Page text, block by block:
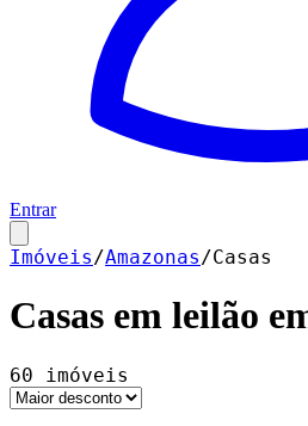
Entrar
Imóveis/Amazonas/Casas
Casas em leilão
60 imóveis